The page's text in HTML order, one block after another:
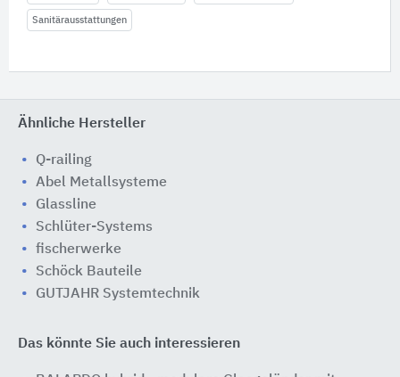
Sanitärausstattungen
Ähnliche Hersteller
Q-railing
Abel Metallsysteme
Glassline
Schlüter-Systems
fischerwerke
Schöck Bauteile
GUTJAHR Systemtechnik
Das könnte Sie auch interessieren